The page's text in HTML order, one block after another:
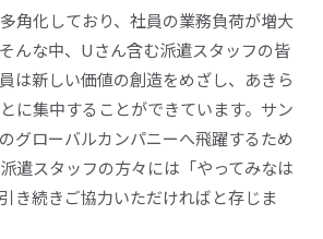
角化しており、社員の業務負荷が増大
んな中、Uさん含む派遣スタッフの皆
は新しい価値の創造をめざし、あきら
に集中することができています。サン
グローバルカンパニーへ飛躍するため
遣スタッフの方々には「やってみなは
き続きご協力いただければと存じま